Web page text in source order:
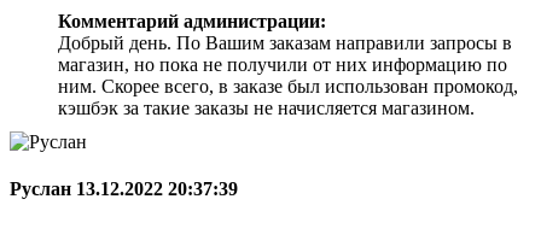
Комментарий администрации:
Добрый день. По Вашим заказам направили запросы в
магазин, но пока не получили от них информацию по
ним. Скорее всего, в заказе был использован промокод,
кэшбэк за такие заказы не начисляется магазином.
Руслан 13.12.2022 20:37:39